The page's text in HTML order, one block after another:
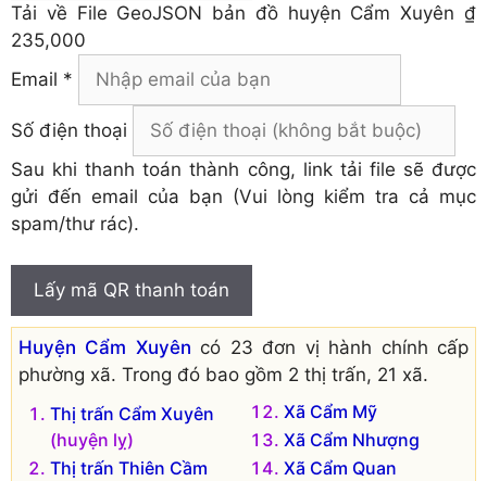
Tải về File GeoJSON bản đồ huyện Cẩm Xuyên ₫
235,000
Email *
Số điện thoại
Sau khi thanh toán thành công, link tải file sẽ được
gửi đến email của bạn (Vui lòng kiểm tra cả mục
spam/thư rác).
Lấy mã QR thanh toán
Huyện Cẩm Xuyên có 23 đơn vị hành chính cấp
phường xã. Trong đó bao gồm 2 thị trấn, 21 xã.
Thị trấn Cẩm Xuyên
(huyện lỵ)
Thị trấn Thiên Cầm
Xã Cẩm Mỹ
Xã Cẩm Nhượng
Xã Cẩm Quan